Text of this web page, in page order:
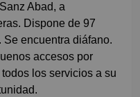
Dispone de 97
Se encuentra diáfano.
accesos por
los servicios a su